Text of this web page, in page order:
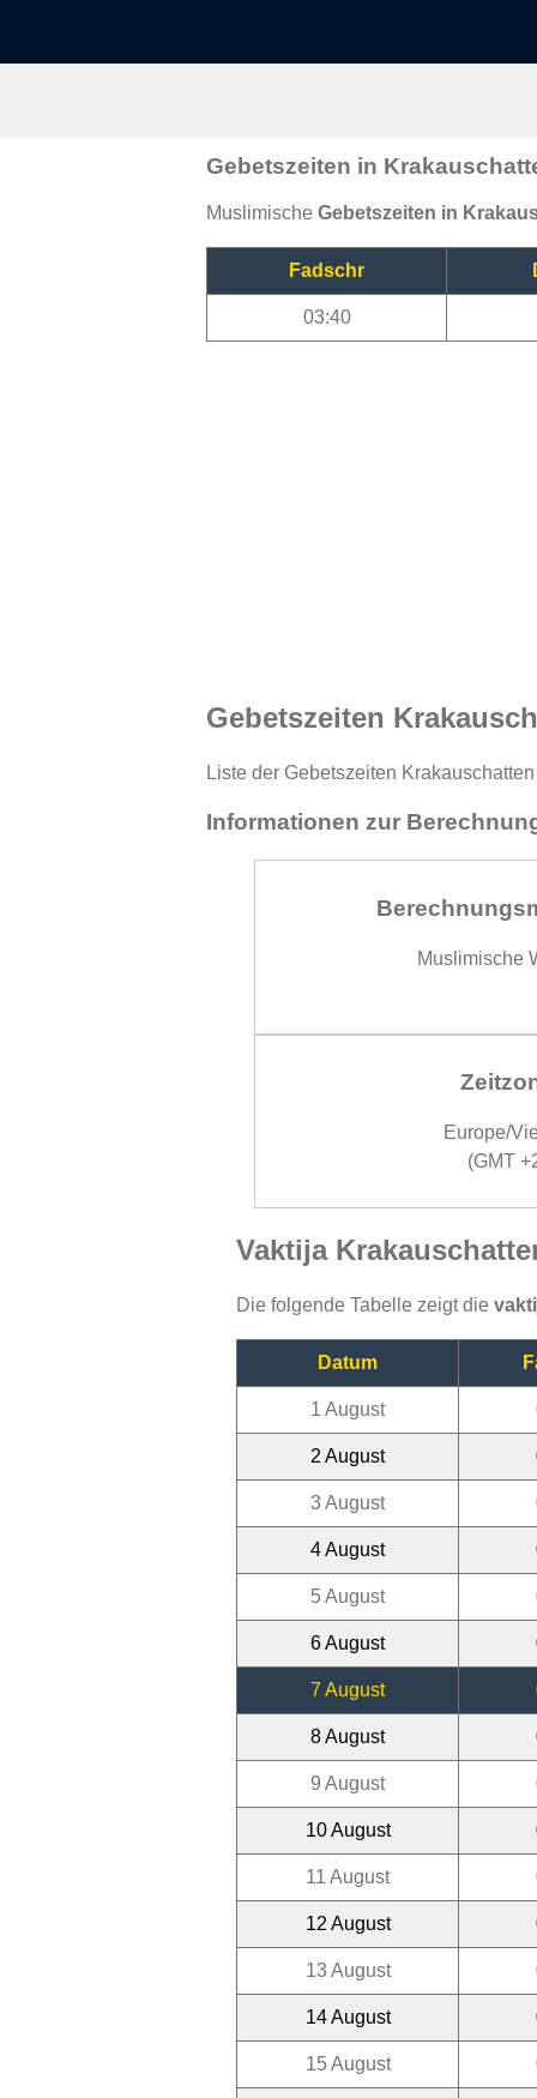
Gebetszeiten in
Muslimische Gebetszeiten in
Fadschr
03:40
Gebetszeiten
Liste der Gebetszeiten
Informationen zur
Muslimische
Europe/
(GMT
Vaktija
Die folgende Tabelle zeigt die
Datum
1 August
2 August
3 August
4 August
5 August
6 August
7 August
8 August
9 August
10 August
11 August
12 August
13 August
14 August
15 August